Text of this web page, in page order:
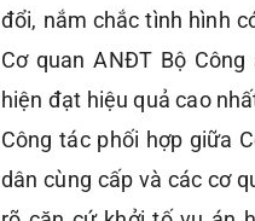
đổi, nắm chắc tình hình
Cơ quan ANĐT Bộ
hiện đạt hiệu quả cao
Công tác phối hợp giữa
dân cùng cấp và các cơ